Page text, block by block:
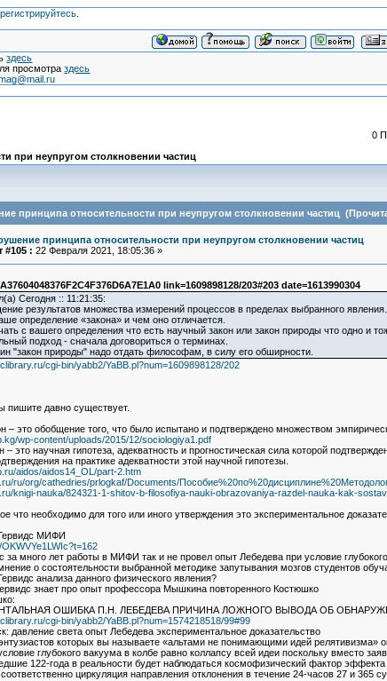
.
здесь
просмотраздесь
при неупругом столкновении частиц
0
принципа относительности при неупругом столкновении частиц
принципа относительности при неупругом столкновении частиц
#105 : 22 Февраля 2021, 18:05:36 »
link=1609898128/203#203 date=1613990304
Сегодня :: 11:21:35:
результатов множества измерений процессов в пределах выбранного явления.
определение «закона» и чем оно отличается.
с вашего определения что есть научный закон или закон природы что одно и
подход - сначала договориться о терминах.
"закон природы" надо отдать философам, в силу его обширности.
cgi-bin/yabb2/YaBB.pl?num=1609898128/202
пишите давно существует.
– это обобщение того, что было испытано и подтверждено множеством
wp-content/uploads/2015/12/sociologiya1.pdf
– это научная гипотеза, адекватность и прогностическая сила которой
на практике адекватности этой научной гипотезы.
aidos/aidos14_OL/part-2.htm
ru/org/cathedries/prlogkaf/Documents/
knigi-nauka/824321-1-shitov-b-filosofiya-nauki-obrazovaniya-razdel-nauka-kak-
что необходимо для того или иного утверждения это экспериментальное
МИФИ
за много лет работы в МИФИ так и не провел опыт Лебедева при условие
о состоятельности выбранной методике запутывания мозгов студентов
анализа данного физического явления?
знает про опыт профессора Мышкина повторенного Костюшко
ОШИБКА П.Н. ЛЕБЕДЕВА ПРИЧИНА ЛОЖНОГО ВЫВОДА ОБ
cgi-bin/yabb2/YaBB.pl?num=1574218518/99#99
давление света опыт Лебедева экспериментальное доказательство
которых вы называете «альтами не понимающими идей релятивизма»
глубокого вакуума в колбе равно коллапсу всей идеи поскольку вместо
122-года в реальности будет наблюдаться космофизический фактор
циркуляция направления отклонения в течение 24-часов 27 и 365